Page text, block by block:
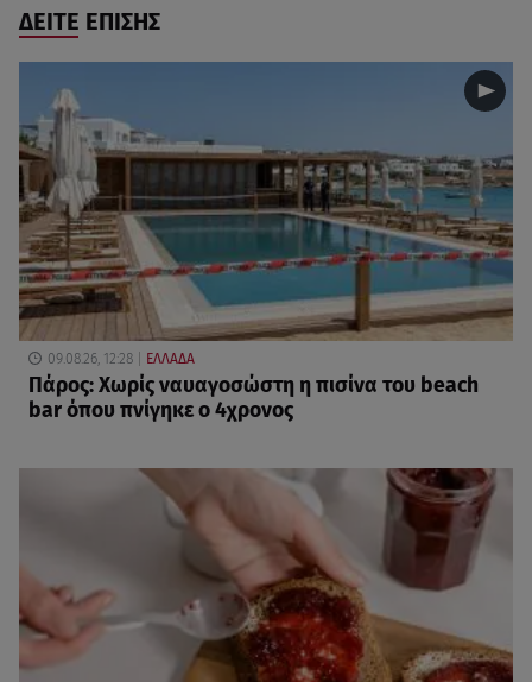
ΔΕΙΤΕ ΕΠΙΣΗΣ
09.08.26, 12:28 ΕΛΛΑΔΑ
Πάρος: Χωρίς ναυαγοσώστη η πισίνα του beach
bar όπου πνίγηκε ο 4χρονος